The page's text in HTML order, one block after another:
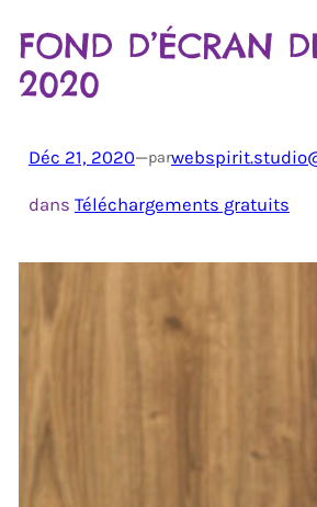
FOND D’ÉCRAN
2020
Déc 21, 2020—par
dans Téléchargements gratuits